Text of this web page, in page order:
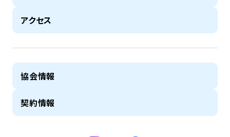
アクセス
協会情報
契約情報